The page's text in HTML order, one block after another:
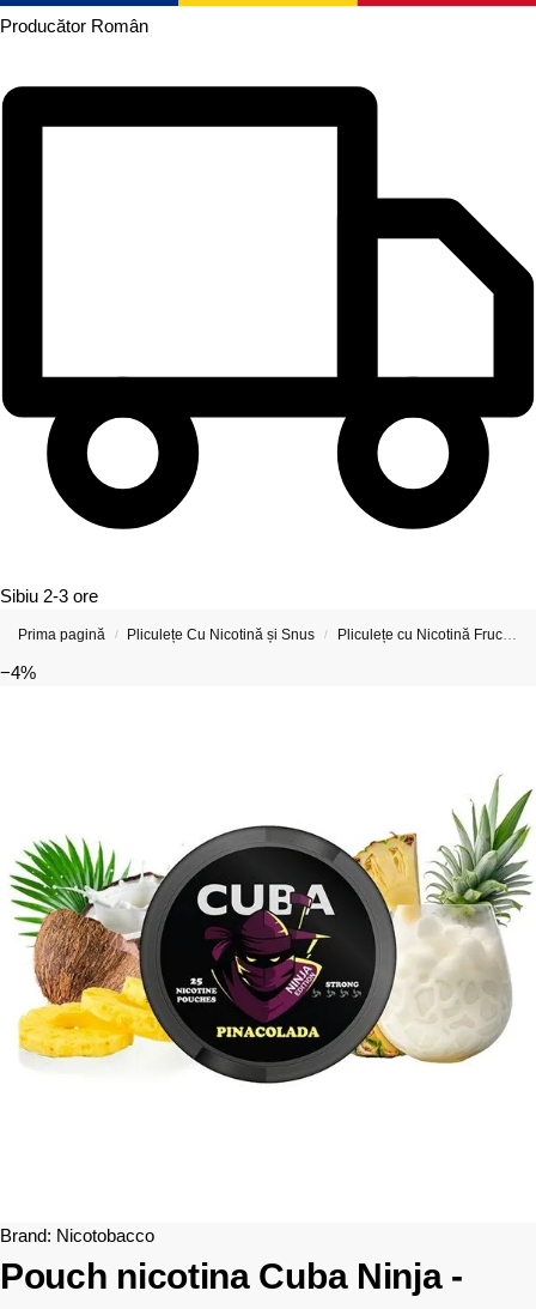
Producător Român
Sibiu 2-3 ore
Prima pagină / Pliculețe Cu Nicotină și Snus / Pliculețe cu Nicotină Fructate
−4%
Brand: Nicotobacco
Pouch nicotina Cuba Ninja -